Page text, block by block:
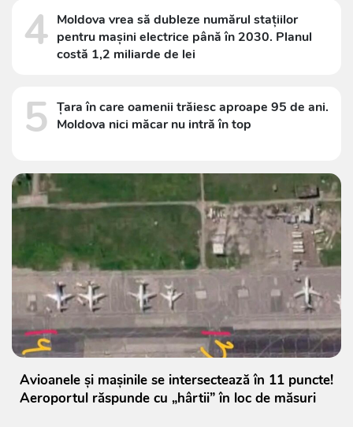
4 Moldova vrea să dubleze numărul stațiilor
pentru mașini electrice până în 2030. Planul
costă 1,2 miliarde de lei
5 Țara în care oamenii trăiesc aproape 95 de ani.
Moldova nici măcar nu intră în top
Avioanele și mașinile se intersectează în 11 puncte!
Aeroportul răspunde cu „hârtii” în loc de măsuri